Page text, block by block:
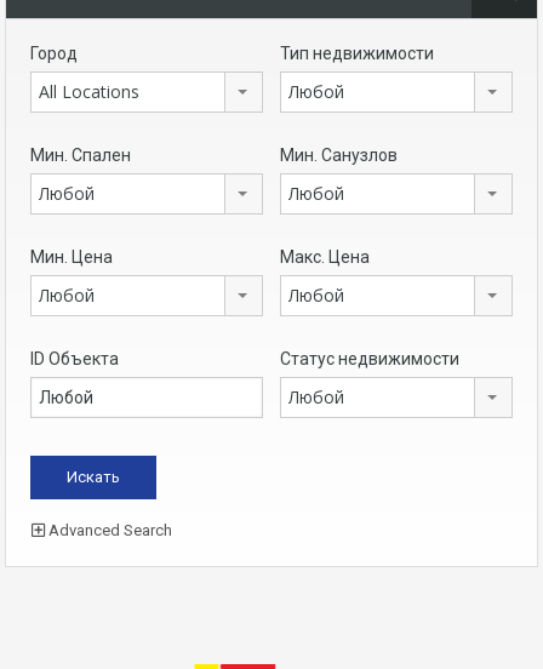
Город
All Locations
Тип недвижимости
Любой
Мин. Спален
Любой
Мин. Санузлов
Любой
Мин. Цена
Любой
Макс. Цена
Любой
ID Объекта Статус недвижимости
Любой
Advanced Search